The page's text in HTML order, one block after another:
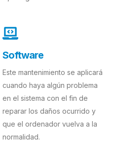
Software
Este mantenimiento se aplicará
cuando haya algún problema
en el sistema con el fin de
reparar los daños ocurrido y
que el ordenador vuelva a la
normalidad.